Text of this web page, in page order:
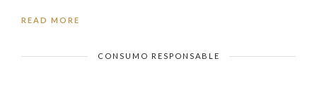
READ MORE
CONSUMO RESPONSABLE